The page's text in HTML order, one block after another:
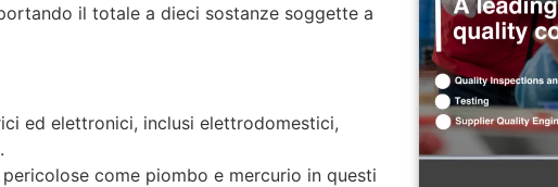
il totale a dieci sostanze soggette a
ed elettronici, inclusi elettrodomestici,
come piombo e mercurio in questi